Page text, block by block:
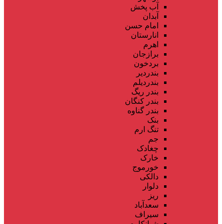
آب پخش
آبدان
امام حسن
انارستان
اهرم
برازجان
بردخون
بندردیر
بندردیلم
بندر ریگ
بندر کنگان
بندر گناوه
بنک
تنگ ارم
جم
چغادک
خارک
خورموج
دالکی
دلوار
ریز
سعدآباد
سیراف